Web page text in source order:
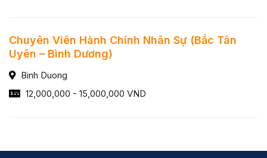
Chuyên Viên Hành Chính Nhân Sự (Bắc Tân
Uyên – Bình Dương)
Binh Duong
12,000,000 - 15,000,000 VND